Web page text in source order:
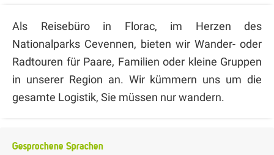
Als Reisebüro in Florac, im Herzen des
Nationalparks Cevennen, bieten wir Wander- oder
Radtouren für Paare, Familien oder kleine Gruppen
in unserer Region an. Wir kümmern uns um die
gesamte Logistik, Sie müssen nur wandern.
Gesprochene Sprachen